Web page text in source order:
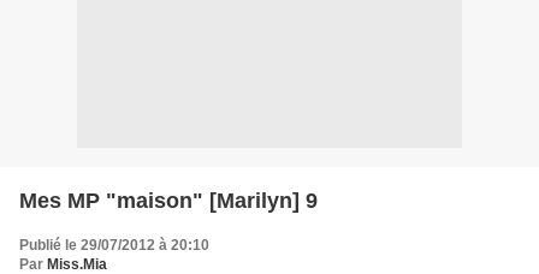
Mes MP "maison" [Marilyn] 9
Publié le 29/07/2012 à 20:10
Par Miss.Mia